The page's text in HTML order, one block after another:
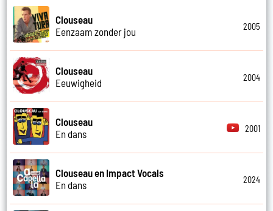
Clouseau
Eenzaam zonder jou
2005
Clouseau
Eeuwigheid
2004
Clouseau
En dans
2001
Clouseau en Impact Vocals
En dans
2024